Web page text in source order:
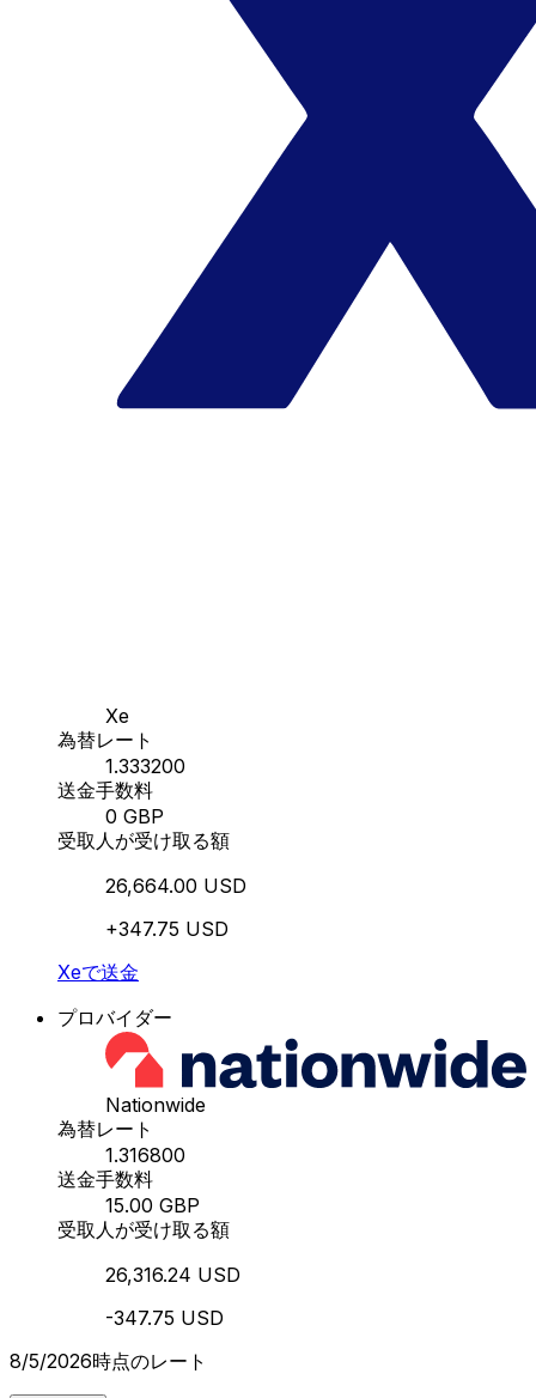
Xe
為替レート
1.333200
送金手数料
0 GBP
受取人が受け取る額
26,664.00 USD
+347.75 USD
Xeで送金
プロバイダー
Nationwide
為替レート
1.316800
送金手数料
15.00 GBP
受取人が受け取る額
26,316.24 USD
-347.75 USD
8/5/2026時点のレート